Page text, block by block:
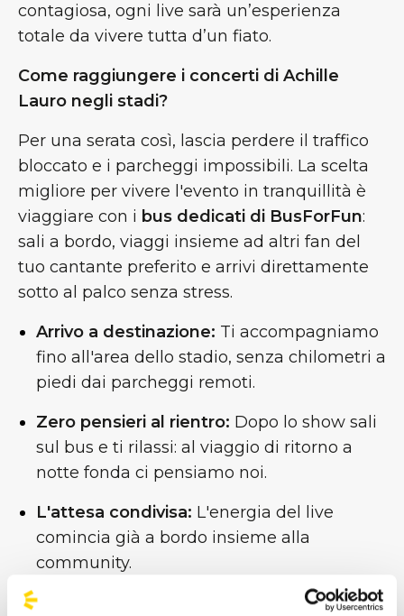
contagiosa, ogni live sarà un’esperienza
totale da vivere tutta d’un fiato.
Come raggiungere i concerti di Achille
Lauro negli stadi?
Per una serata così, lascia perdere il traffico
bloccato e i parcheggi impossibili. La scelta
migliore per vivere l'evento in tranquillità è
viaggiare con i bus dedicati di BusForFun:
sali a bordo, viaggi insieme ad altri fan del
tuo cantante preferito e arrivi direttamente
sotto al palco senza stress.
Arrivo a destinazione: Ti accompagniamo
fino all'area dello stadio, senza chilometri a
piedi dai parcheggi remoti.
Zero pensieri al rientro: Dopo lo show sali
sul bus e ti rilassi: al viaggio di ritorno a
notte fonda ci pensiamo noi.
L'attesa condivisa: L'energia del live
comincia già a bordo insieme alla
community.
Tu pensa a goderti lo show, al resto ci